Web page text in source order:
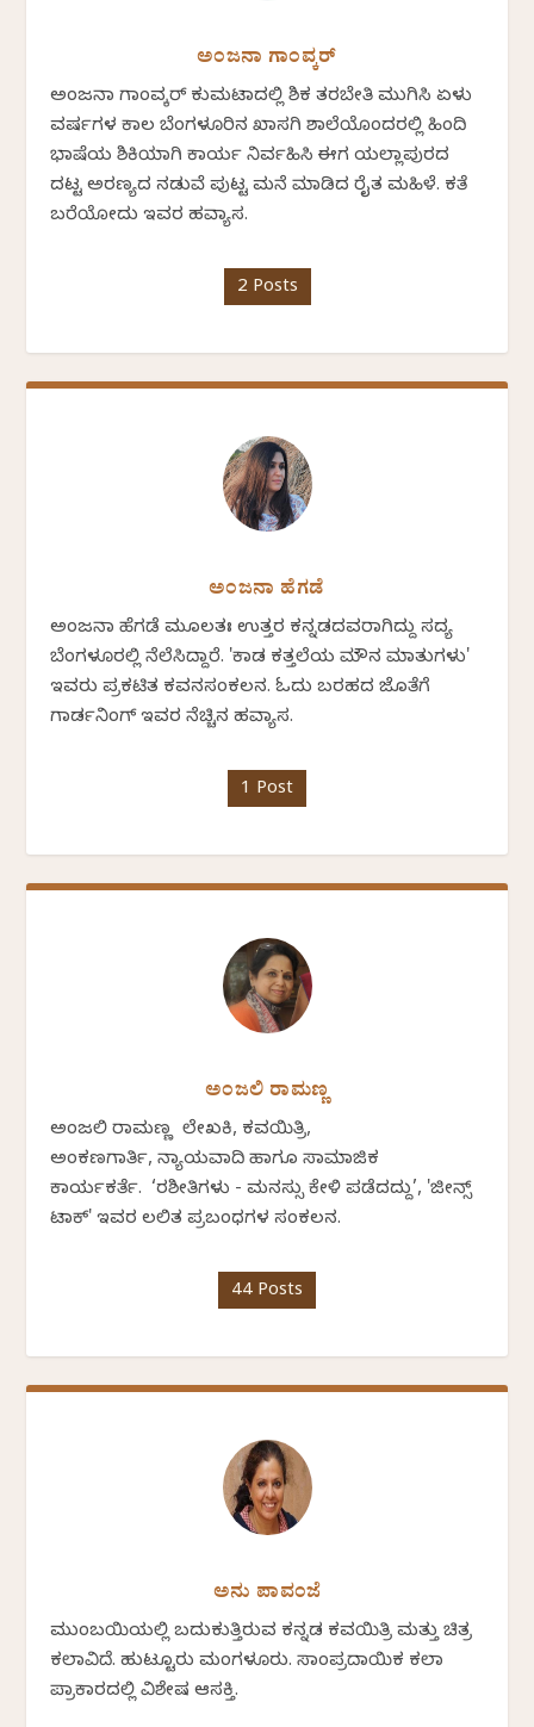
ಅಂಜನಾ ಗಾಂವ್ಕರ್
ಅಂಜನಾ ಗಾಂವ್ಕರ್ ಕುಮಟಾದಲ್ಲಿ ಶಿಕ್ಷಕ ತರಬೇತಿ ಮುಗಿಸಿ ಏಳು
ವರ್ಷಗಳ ಕಾಲ ಬೆಂಗಳೂರಿನ ಖಾಸಗಿ ಶಾಲೆಯೊಂದರಲ್ಲಿ ಹಿಂದಿ
ಭಾಷೆಯ ಶಿಕ್ಷಕಿಯಾಗಿ ಕಾರ್ಯ ನಿರ್ವಹಿಸಿ ಈಗ ಯಲ್ಲಾಪುರದ
ದಟ್ಟ ಅರಣ್ಯದ ನಡುವೆ ಪುಟ್ಟ ಮನೆ ಮಾಡಿದ ರೈತ ಮಹಿಳೆ. ಕತೆ
ಬರೆಯೋದು ಇವರ ಹವ್ಯಾಸ.
2 Posts
ಅಂಜನಾ ಹೆಗಡೆ
ಅಂಜನಾ ಹೆಗಡೆ ಮೂಲತಃ ಉತ್ತರ ಕನ್ನಡದವರಾಗಿದ್ದು ಸದ್ಯ
ಬೆಂಗಳೂರಲ್ಲಿ ನೆಲೆಸಿದ್ದಾರೆ. 'ಕಾಡ ಕತ್ತಲೆಯ ಮೌನ ಮಾತುಗಳು'
ಇವರು ಪ್ರಕಟಿತ ಕವನಸಂಕಲನ. ಓದು ಬರಹದ ಜೊತೆಗೆ
ಗಾರ್ಡನಿಂಗ್ ಇವರ ನೆಚ್ಚಿನ ಹವ್ಯಾಸ.
1 Post
ಅಂಜಲಿ ರಾಮಣ್ಣ
ಅಂಜಲಿ ರಾಮಣ್ಣ ಲೇಖಕಿ, ಕವಯಿತ್ರಿ,
ಅಂಕಣಗಾರ್ತಿ, ನ್ಯಾಯವಾದಿ ಹಾಗೂ ಸಾಮಾಜಿಕ
ಕಾರ್ಯಕರ್ತೆ. ‘ರಶೀತಿಗಳು - ಮನಸ್ಸು ಕೇಳಿ ಪಡೆದದ್ದು’, 'ಜೀನ್ಸ್
ಟಾಕ್' ಇವರ ಲಲಿತ ಪ್ರಬಂಧಗಳ ಸಂಕಲನ.
44 Posts
ಅನು ಪಾವಂಜೆ
ಮುಂಬಯಿಯಲ್ಲಿ ಬದುಕುತ್ತಿರುವ ಕನ್ನಡ ಕವಯಿತ್ರಿ ಮತ್ತು ಚಿತ್ರ
ಕಲಾವಿದೆ. ಹುಟ್ಟೂರು ಮಂಗಳೂರು. ಸಾಂಪ್ರದಾಯಿಕ ಕಲಾ
ಪ್ರಾಕಾರದಲ್ಲಿ ವಿಶೇಷ ಆಸಕ್ತಿ.